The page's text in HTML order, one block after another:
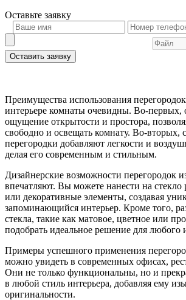
Оставьте заявку
Оставить заявку
Преимущества использования перегородок
интерьере комнаты очевидны. Во-первых,
ощущение открытости и простора,
свободно и освещать комнату. Во-вторых,
перегородки добавляют легкости и
делая его современным и стильным.
Дизайнерские возможности перегородок
впечатляют. Вы можете нанести на
или декоративные элементы, создавая
запоминающийся интерьер. Кроме того,
стекла, такие как матовое, цветное или
подобрать идеальное решение для любого
Примеры успешного применения
можно увидеть в современных офисах,
Они не только функциональны, но и
в любой стиль интерьера, добавляя ему
оригинальности.